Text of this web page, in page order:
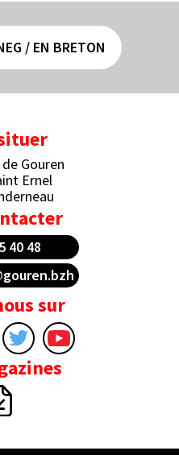
/ EN BRETON
Gouren
Ernel
40 48
sur